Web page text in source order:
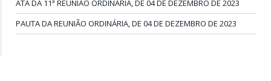
ATA DA 11ª REUNIÃO ORDINÁRIA, DE 04 DE DEZEMBRO DE 2023
PAUTA DA REUNIÃO ORDINÁRIA, DE 04 DE DEZEMBRO DE 2023